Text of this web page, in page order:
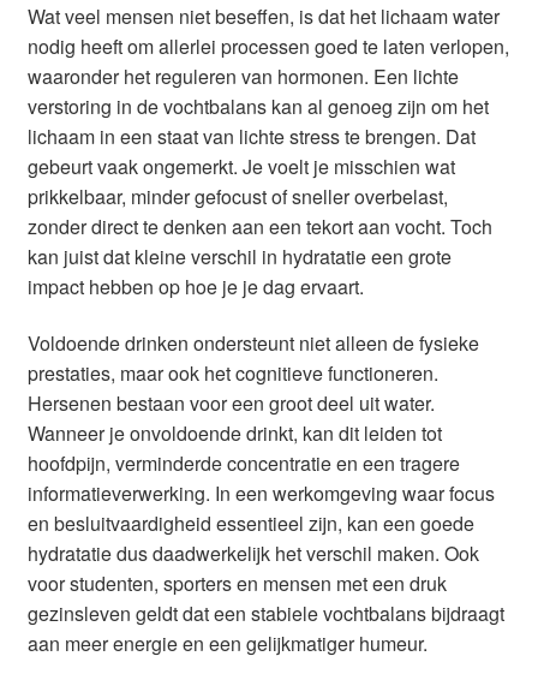
Wat veel mensen niet beseffen, is dat het lichaam water
nodig heeft om allerlei processen goed te laten verlopen,
waaronder het reguleren van hormonen. Een lichte
verstoring in de vochtbalans kan al genoeg zijn om het
lichaam in een staat van lichte stress te brengen. Dat
gebeurt vaak ongemerkt. Je voelt je misschien wat
prikkelbaar, minder gefocust of sneller overbelast,
zonder direct te denken aan een tekort aan vocht. Toch
kan juist dat kleine verschil in hydratatie een grote
impact hebben op hoe je je dag ervaart.
Voldoende drinken ondersteunt niet alleen de fysieke
prestaties, maar ook het cognitieve functioneren.
Hersenen bestaan voor een groot deel uit water.
Wanneer je onvoldoende drinkt, kan dit leiden tot
hoofdpijn, verminderde concentratie en een tragere
informatieverwerking. In een werkomgeving waar focus
en besluitvaardigheid essentieel zijn, kan een goede
hydratatie dus daadwerkelijk het verschil maken. Ook
voor studenten, sporters en mensen met een druk
gezinsleven geldt dat een stabiele vochtbalans bijdraagt
aan meer energie en een gelijkmatiger humeur.